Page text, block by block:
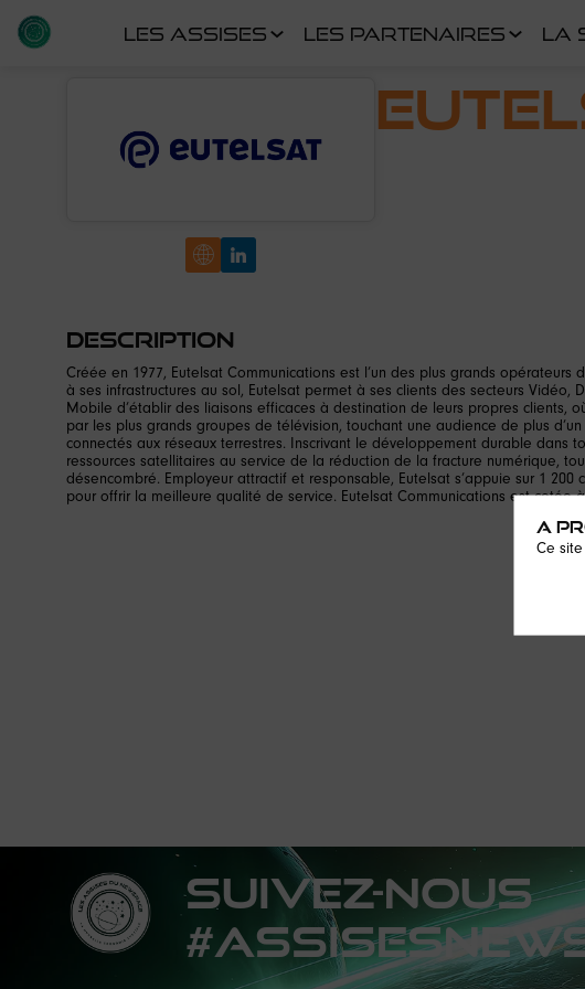
LES ASSISES LES PARTENAIRES LA
Description
Créée en 1977, Eutelsat Communications est l’un des plus grands
à ses infrastructures au sol, Eutelsat permet à ses clients des secteurs Vidéo,
Mobile d’établir des liaisons efficaces à destination de leurs propres clients,
par les plus grands groupes de télévision, touchant une audience de plus
connectés aux réseaux terrestres. Inscrivant le développement durable dans
ressources satellitaires au service de la réduction de la fracture numérique,
désencombré. Employeur attractif et responsable, Eutelsat s’appuie sur 1
pour offrir la meilleure qualité de service. Eutelsat Communications est cotée
Suivez-nous
A
Ce